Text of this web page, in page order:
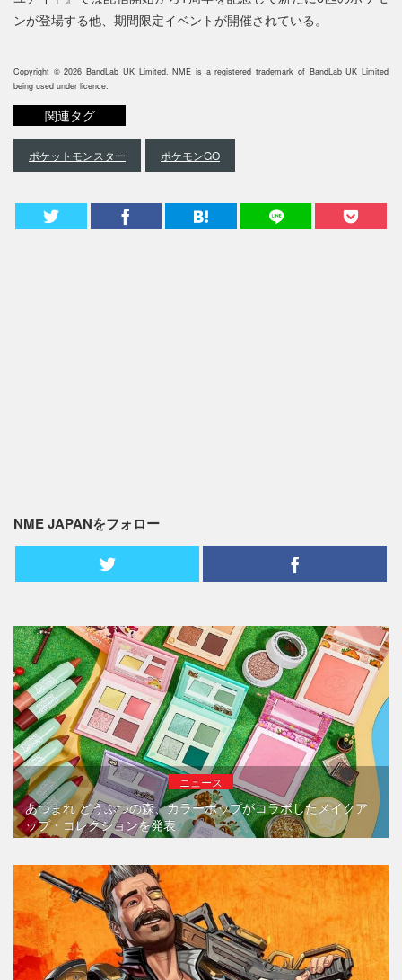
ンが登場する他、期間限定イベントが開催されている。
Copyright © 2026 BandLab UK Limited. NME is a registered trademark of BandLab UK Limited
being used under licence.
関連タグ
ポケットモンスター ポケモンGO
NME JAPANをフォロー
ニュース
あつまれ どうぶつの森、カラーポップがコラボしたメイクア
ップ・コレクションを発表